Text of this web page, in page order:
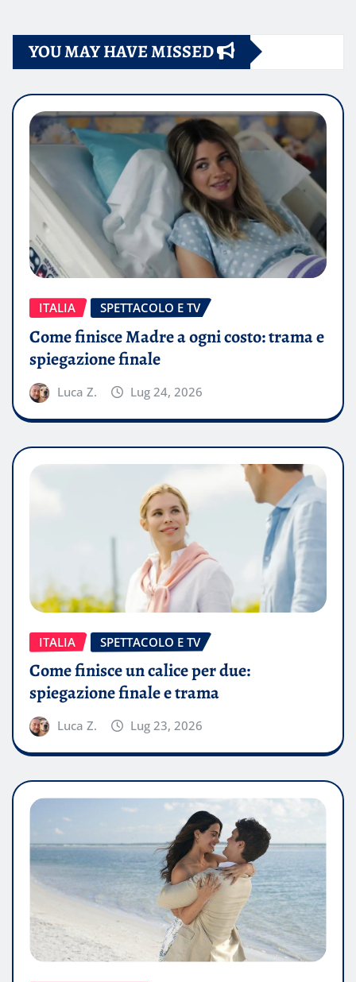
YOU MAY HAVE MISSED
ITALIA SPETTACOLO E TV
Come finisce Madre a ogni costo: trama e
spiegazione finale
Luca Z. Lug 24, 2026
ITALIA SPETTACOLO E TV
Come finisce un calice per due:
spiegazione finale e trama
Luca Z. Lug 23, 2026